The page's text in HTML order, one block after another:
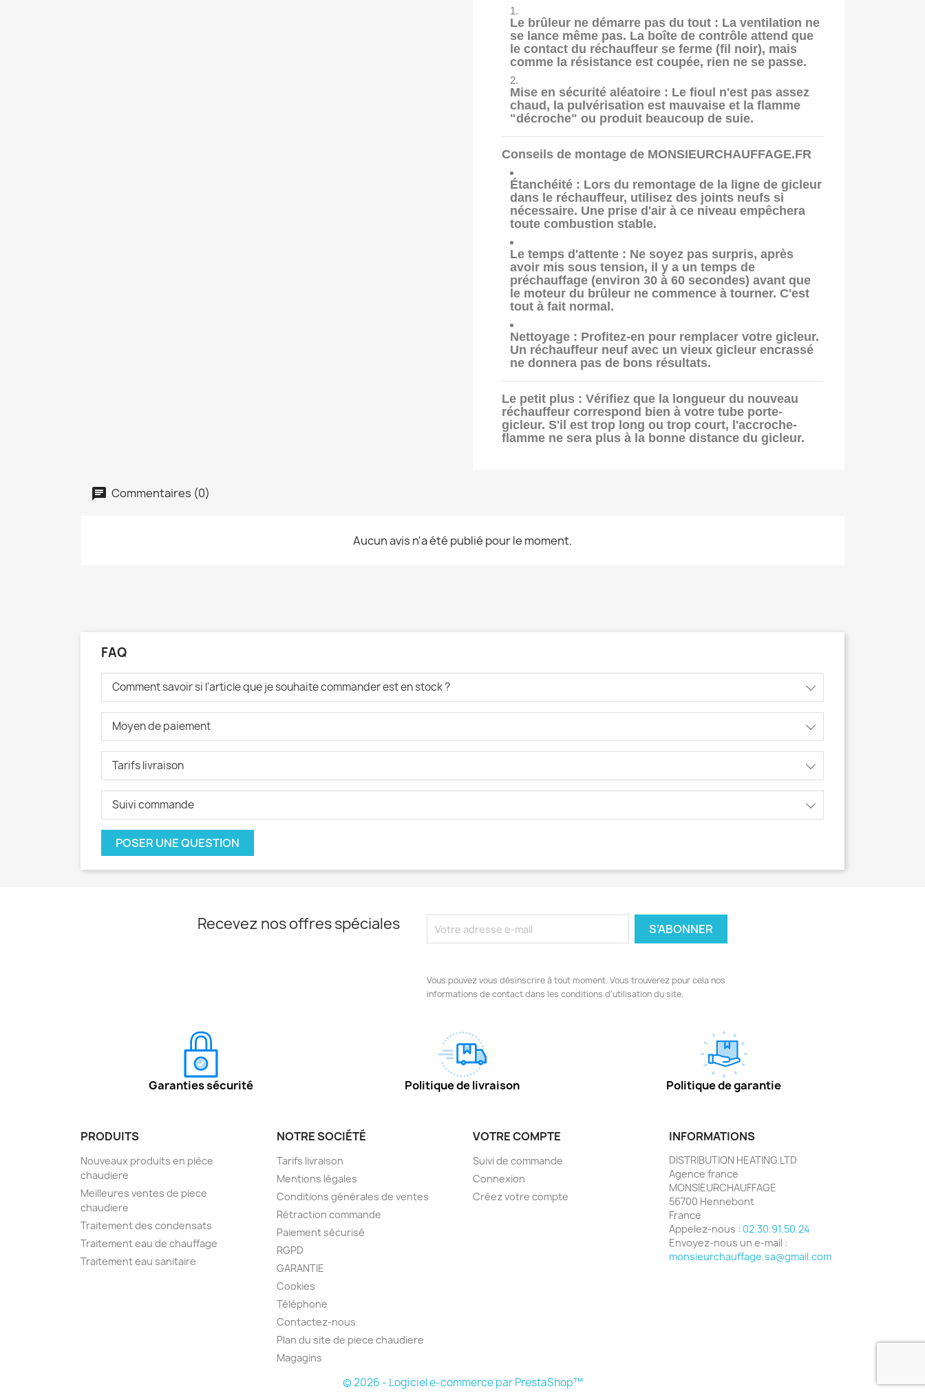
Le brûleur ne démarre pas du tout : La ventilation ne
se lance même pas. La boîte de contrôle attend que
le contact du réchauffeur se ferme (fil noir), mais
comme la résistance est coupée, rien ne se passe.
Mise en sécurité aléatoire : Le fioul n'est pas assez
chaud, la pulvérisation est mauvaise et la flamme
"décroche" ou produit beaucoup de suie.
Conseils de montage de MONSIEURCHAUFFAGE.FR
Étanchéité : Lors du remontage de la ligne de gicleur
dans le réchauffeur, utilisez des joints neufs si
nécessaire. Une prise d'air à ce niveau empêchera
toute combustion stable.
Le temps d'attente : Ne soyez pas surpris, après
avoir mis sous tension, il y a un temps de
préchauffage (environ 30 à 60 secondes) avant que
le moteur du brûleur ne commence à tourner. C'est
tout à fait normal.
Nettoyage : Profitez-en pour remplacer votre gicleur.
Un réchauffeur neuf avec un vieux gicleur encrassé
ne donnera pas de bons résultats.
Le petit plus : Vérifiez que la longueur du nouveau
réchauffeur correspond bien à votre tube porte-
gicleur. S'il est trop long ou trop court, l'accroche-
flamme ne sera plus à la bonne distance du gicleur.
Commentaires (0)
Aucun avis n'a été publié pour le moment.
FAQ
Comment savoir si l'article que je souhaite commander est en stock ?
Moyen de paiement
Tarifs livraison
Suivi commande
POSER UNE QUESTION
Recevez nos offres spéciales
Vous pouvez vous désinscrire à tout moment. Vous trouverez pour cela nos
informations de contact dans les conditions d'utilisation du site.
Garanties sécurité Politique de livraison Politique de garantie
PRODUITS
Nouveaux produits en pièce
chaudiere
Meilleures ventes de piece
chaudiere
Traitement des condensats
Traitement eau de chauffage
Traitement eau sanitaire
NOTRE SOCIÉTÉ
Tarifs livraison
Mentions légales
Conditions générales de ventes
Rétraction commande
Paiement sécurisé
RGPD
GARANTIE
Cookies
Téléphone
Contactez-nous
Plan du site de piece chaudiere
Magagins
VOTRE COMPTE
Suivi de commande
Connexion
Créez votre compte
INFORMATIONS
DISTRIBUTION HEATING.LTD
Agence france
MONSIEURCHAUFFAGE
56700 Hennebont
France
Appelez-nous : 02.30.91.50.24
Envoyez-nous un e-mail :
monsieurchauffage.sa@gmail.com
© 2026 - Logiciel e-commerce par PrestaShop™